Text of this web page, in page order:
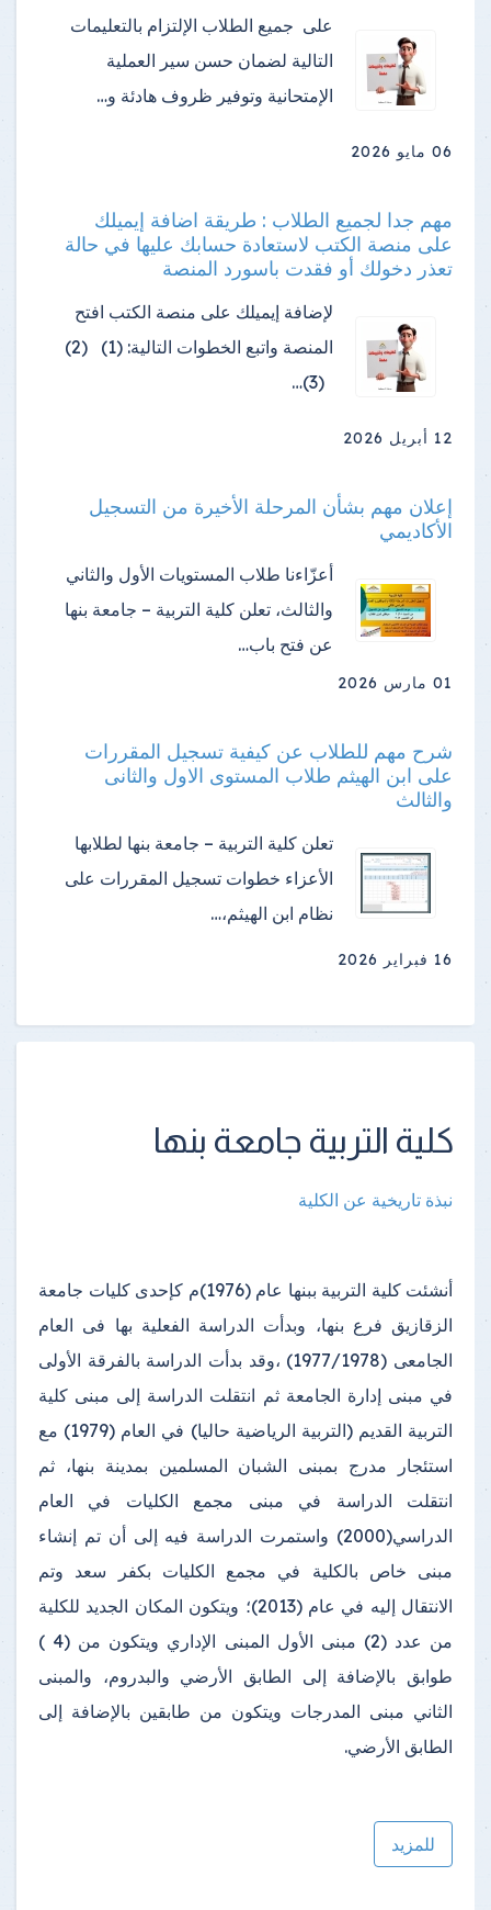
على جميع الطلاب الإلتزام بالتعليمات
التالية لضمان حسن سير العملية
الإمتحانية وتوفير ظروف هادئة و…
06 مايو 2026
مهم جدا لجميع الطلاب : طريقة اضافة إيميلك
على منصة الكتب لاستعادة حسابك عليها في حالة
تعذر دخولك أو فقدت باسورد المنصة
لإضافة إيميلك على منصة الكتب افتح
المنصة واتبع الخطوات التالية: (1) (2)
(3)…
12 أبريل 2026
إعلان مهم بشأن المرحلة الأخيرة من التسجيل
الأكاديمي
أعزّاءنا طلاب المستويات الأول والثاني
والثالث، تعلن كلية التربية – جامعة بنها
عن فتح باب…
01 مارس 2026
شرح مهم للطلاب عن كيفية تسجيل المقررات
على ابن الهيثم طلاب المستوى الاول والثانى
والثالث
تعلن كلية التربية – جامعة بنها لطلابها
الأعزاء خطوات تسجيل المقررات على
نظام ابن الهيثم،…
16 فبراير 2026
كلية التربية جامعة بنها
نبذة تاريخية عن الكلية
أنشئت كلية التربية ببنها عام (1976)م كإحدى كليات جامعة
الزقازيق فرع بنها، وبدأت الدراسة الفعلية بها فى العام
الجامعى (1977/1978) ،وقد بدأت الدراسة بالفرقة الأولى
في مبنى إدارة الجامعة ثم انتقلت الدراسة إلى مبنى كلية
التربية القديم (التربية الرياضية حاليا) في العام (1979) مع
استئجار مدرج بمبنى الشبان المسلمين بمدينة بنها، ثم
انتقلت الدراسة في مبنى مجمع الكليات في العام
الدراسي(2000) واستمرت الدراسة فيه إلى أن تم إنشاء
مبنى خاص بالكلية في مجمع الكليات بكفر سعد وتم
الانتقال إليه في عام (2013)؛ ويتكون المكان الجديد للكلية
من عدد (2) مبنى الأول المبنى الإداري ويتكون من (4 )
طوابق بالإضافة إلى الطابق الأرضي والبدروم، والمبنى
الثاني مبنى المدرجات ويتكون من طابقين بالإضافة إلى
الطابق الأرضي.
للمزيد